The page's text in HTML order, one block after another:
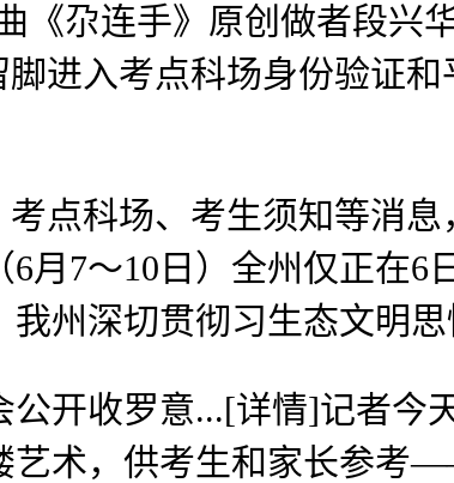
尕连手》原创做者段兴
进入考点科场身份验证
点科场、考生须知等消息
月7～10日）全州仅正在6
州深切贯彻习生态文明思
收罗意...[详情]记者今天
艺术，供考生和家长参考